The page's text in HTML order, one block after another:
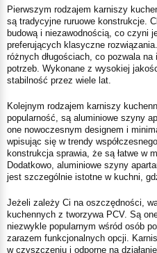
Pierwszym rodzajem karniszy
są tradycyjne ruruowe konstrukcje.
budową i niezawodnością, co czyni
preferujących klasyczne
różnych długościach, co pozwala
potrzeb. Wykonane z wysokiej
stabilność przez wiele lat.
Kolejnym rodzajem karniszy
popularność, są aluminiowe szyny
one nowoczesnym designem i
wpisując się w trendy
konstrukcja sprawia, że są łatwe w
Dodatkowo, aluminiowe szyny
jest szczególnie istotne w kuchni,
Jeżeli zależy Ci na oszczędności,
kuchennych z tworzywa PCV. Są
niezwykle popularnym wśród osób
zarazem funkcjonalnych opcji.
w czyszczeniu i odporne na